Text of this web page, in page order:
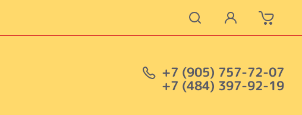
+7 (905) 757-72-07
+7 (484) 397-92-19